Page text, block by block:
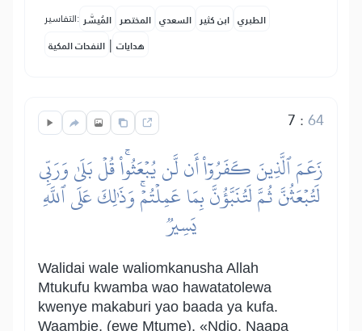
التفاسير: المُيسَّر المختصر السعدي ابن كثير الطبري
النفحات المكية | هدايات
7 :64
زَعَمَ ٱلَّذِينَ كَفَرُوٓاْ أَن لَّن يُبۡعَثُواْۚ قُلۡ بَلَىٰ وَرَبِّي
لَتُبۡعَثُنَّ ثُمَّ لَتُنَبَّؤُنَّ بِمَا عَمِلۡتُمۡۚ وَذَٰلِكَ عَلَى ٱللَّهِ
يَسِيرٞ
Walidai wale waliomkanusha Allah
Mtukufu kwamba wao hawatatolewa
kwenye makaburi yao baada ya kufa.
Waambie, (ewe Mtume), «Ndio. Naapa